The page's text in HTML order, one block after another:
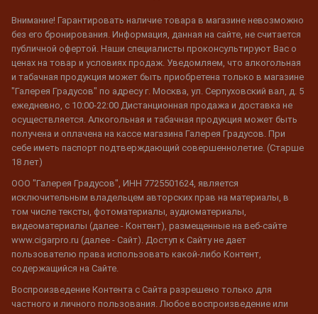
Внимание! Гарантировать наличие товара в магазине невозможно
без его бронирования. Информация, данная на сайте, не считается
публичной офертой. Наши специалисты проконсультируют Вас о
ценах на товар и условиях продаж. Уведомляем, что алкогольная
и табачная продукция может быть приобретена только в магазине
"Галерея Градусов" по адресу г. Москва, ул. Серпуховский вал, д. 5
ежедневно, с 10:00-22:00 Дистанционная продажа и доставка не
осуществляется. Алкогольная и табачная продукция может быть
получена и оплачена на кассе магазина Галерея Градусов. При
себе иметь паспорт подтверждающий совершеннолетие. (Старше
18 лет)
ООО "Галерея Градусов", ИНН 7725501624, является
исключительным владельцем авторских прав на материалы, в
том числе тексты, фотоматериалы, аудиоматериалы,
видеоматериалы (далее - Контент), размещенные на веб-сайте
www.cigarpro.ru (далее - Сайт). Доступ к Сайту не дает
пользователю права использовать какой-либо Контент,
содержащийся на Сайте.
Воспроизведение Контента с Сайта разрешено только для
частного и личного пользования. Любое воспроизведение или